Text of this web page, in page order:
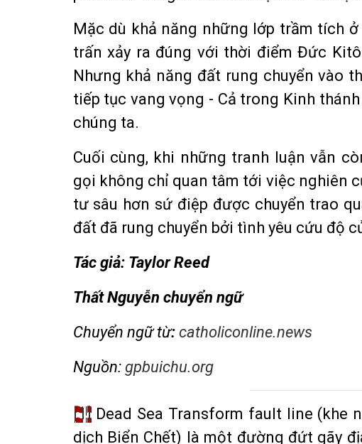
Mặc dù khả năng những lớp trầm tích
trấn xảy ra đúng với thời điểm Đức
Nhưng khả năng đất rung chuyển vào
tiếp tục vang vọng - Cả trong Kinh
chúng ta.
Cuối cùng, khi những tranh luận vẫn
gọi không chỉ quan tâm tới việc nghiên
tư sâu hơn sứ điệp được chuyển trao
đất đã rung chuyển bởi tình yêu cứu độ
Tác giả: Taylor Reed
Thất Nguyễn chuyển ngữ
Chuyển ngữ từ: catholiconline.news
Nguồn: gpbuichu.org
[1]Dead Sea Transform fault line (khe
dịch Biển Chết) là một đường đứt gãy